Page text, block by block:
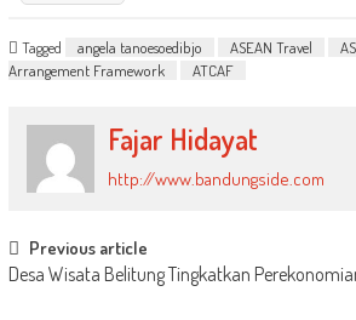
Tagged angela tanoesoedibjo ASEAN Travel
Arrangement Framework
ATCAF
Fajar Hidayat
http://www.bandungside.com
Post
navigation
Previous article
Desa Wisata Belitung Tingkatkan